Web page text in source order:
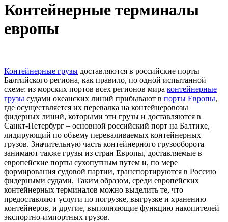
Контейнерные терминалы
европы
Контейнерные грузы доставляются в российские порты
Балтийского региона, как правило, по одной испытанной
схеме: из морских портов всех регионов мира контейнерные
грузы судами океанских линий прибывают в порты Европы,
где осуществляется их перевалка на контейнеровозы
фидерных линий, которыми эти грузы и доставляются в
Санкт-Петербург – основной российский порт на Балтике,
лидирующий по объему переваливаемых контейнерных
грузов. Значительную часть контейнерного грузооборота
занимают также грузы из стран Европы, доставляемые в
европейские порты сухопутным путем и, по мере
формирования судовой партии, транспортируются в Россию
фидерными судами. Таким образом, среди европейских
контейнерных терминалов можно выделить те, что
предоставляют услуги по погрузке, выгрузке и хранению
контейнеров, и другие, выполняющие функцию накопителей
экспортно-импортных грузов.